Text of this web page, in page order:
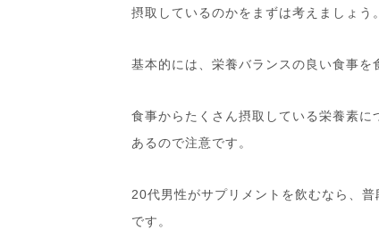
摂取しているのかをまずは考えましょう。
基本的には、栄養バランスの良い食事を
食事からたくさん摂取している栄養素
あるので注意です。
20代男性がサプリメントを飲むなら、
です。